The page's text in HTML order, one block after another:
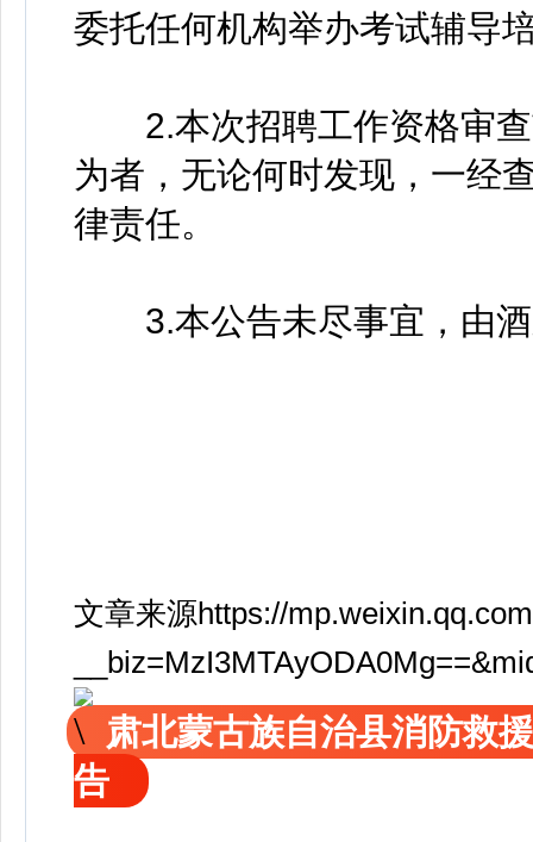
委托任何机构举办考试辅导
2.本次招聘工作资格审查
为者，无论何时发现，一经
律责任。
3.本公告未尽事宜，由酒
文章来源https://
肃北蒙古族自治县消防救
告